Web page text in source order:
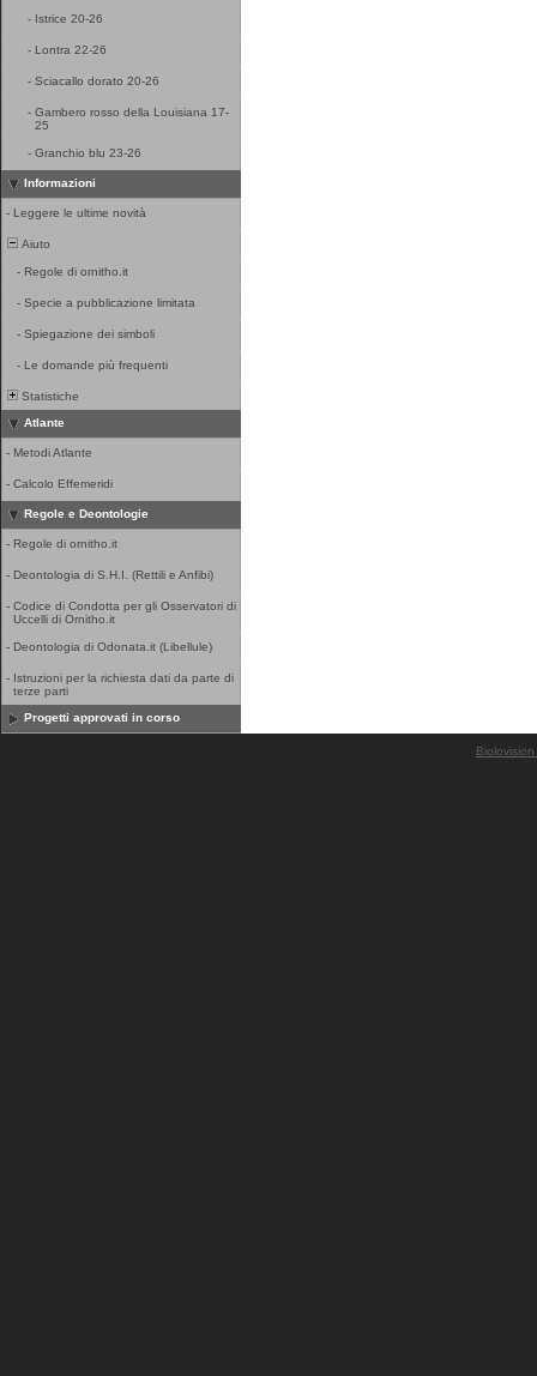
- Istrice 20-26
- Lontra 22-26
- Sciacallo dorato 20-26
- Gambero rosso della Louisiana 17-
25
- Granchio blu 23-26
Informazioni
- Leggere le ultime novità
Aiuto
- Regole di ornitho.it
- Specie a pubblicazione limitata
- Spiegazione dei simboli
- Le domande più frequenti
Statistiche
Atlante
- Metodi Atlante
- Calcolo Effemeridi
Regole e Deontologie
- Regole di ornitho.it
- Deontologia di S.H.I. (Rettili e Anfibi)
- Codice di Condotta per gli Osservatori di
Uccelli di Ornitho.it
- Deontologia di Odonata.it (Libellule)
- Istruzioni per la richiesta dati da parte di
terze parti
Progetti approvati in corso
Biolovision